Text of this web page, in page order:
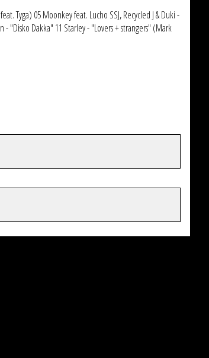
Tyga) 05 Moonkey feat. Lucho SSJ, Recycled J & Duki -
"Disko Dakka" 11 Starley - "Lovers + strangers" (Mark